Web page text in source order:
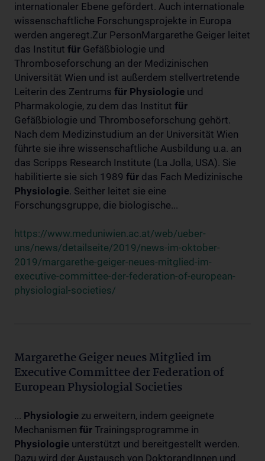
internationaler Ebene gefördert. Auch internationale
wissenschaftliche Forschungsprojekte in Europa
werden angeregt.Zur PersonMargarethe Geiger leitet
das Institut für Gefäßbiologie und
Thromboseforschung an der Medizinischen
Universität Wien und ist außerdem stellvertretende
Leiterin des Zentrums für Physiologie und
Pharmakologie, zu dem das Institut für
Gefäßbiologie und Thromboseforschung gehört.
Nach dem Medizinstudium an der Universität Wien
führte sie ihre wissenschaftliche Ausbildung u.a. an
das Scripps Research Institute (La Jolla, USA). Sie
habilitierte sie sich 1989 für das Fach Medizinische
Physiologie. Seither leitet sie eine
Forschungsgruppe, die biologische...
https://www.meduniwien.ac.at/web/ueber-
uns/news/detailseite/2019/news-im-oktober-
2019/margarethe-geiger-neues-mitglied-im-
executive-committee-der-federation-of-european-
physiologial-societies/
Margarethe Geiger neues Mitglied im
Executive Committee der Federation of
European Physiologial Societies
... Physiologie zu erweitern, indem geeignete
Mechanismen für Trainingsprogramme in
Physiologie unterstützt und bereitgestellt werden.
Dazu wird der Austausch von DoktorandInnen und